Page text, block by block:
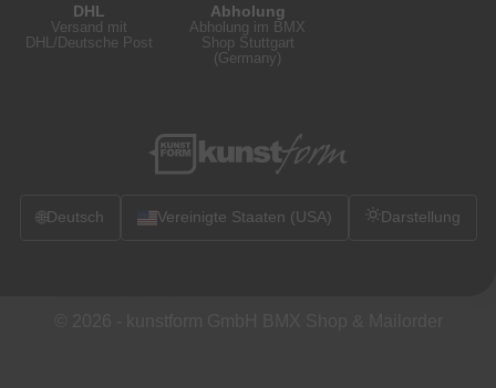
DHL
Versand mit
DHL/Deutsche Post
Abholung
Abholung im BMX
Shop Stuttgart
(Germany)
🌐Deutsch Vereinigte Staaten (USA) Darstellung